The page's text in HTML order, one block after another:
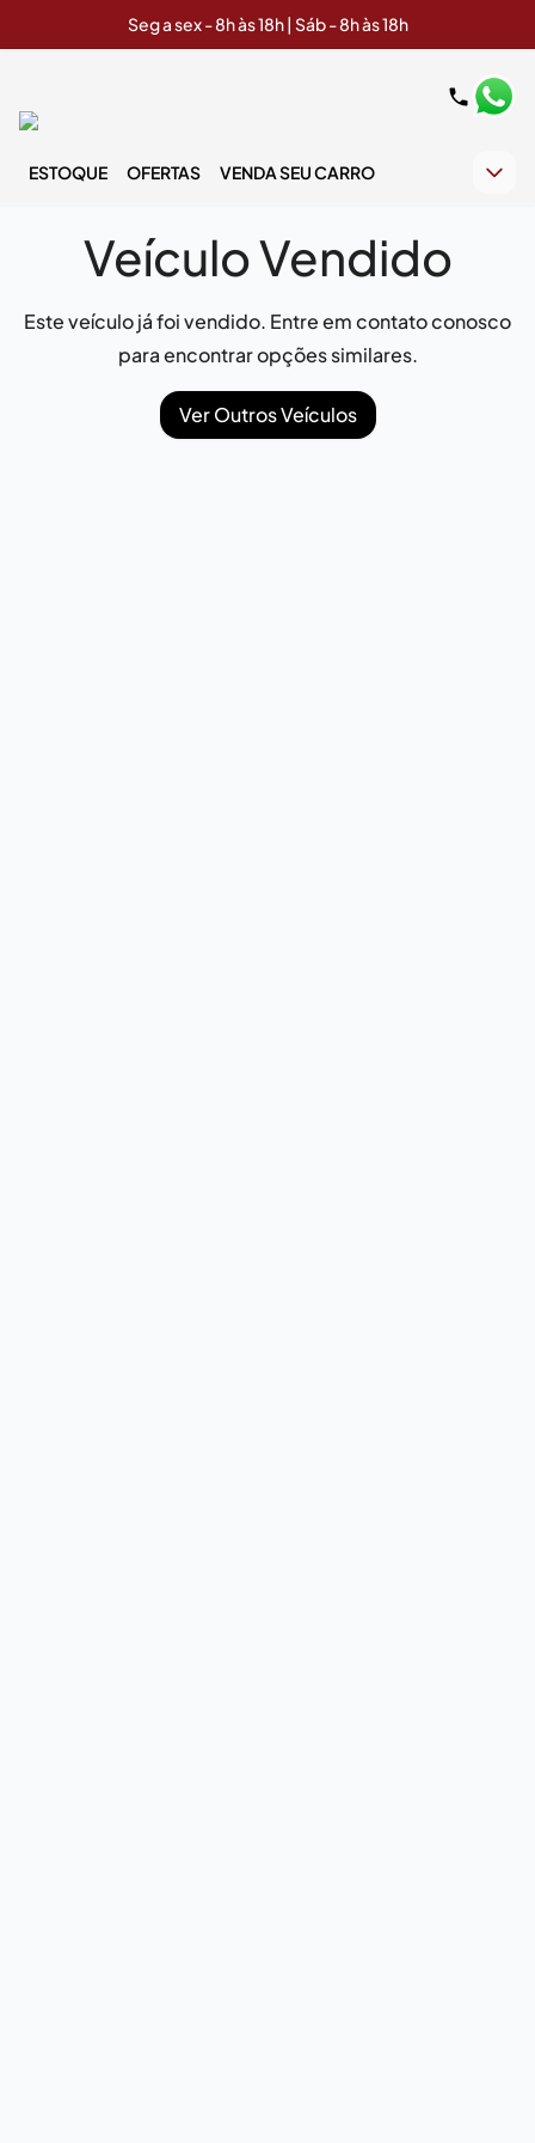
Seg a sex - 8h às 18h | Sáb - 8h às 18h
ESTOQUE OFERTAS VENDA SEU CARRO
Veículo Vendido
Este veículo já foi vendido. Entre em contato conosco
para encontrar opções similares.
Ver Outros Veículos